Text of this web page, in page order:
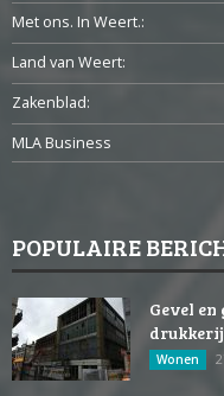
Met ons. In Weert.:
Land van Weert:
Zakenblad:
MLA Business
POPULAIRE
Gevel
drukkerij
Wonen